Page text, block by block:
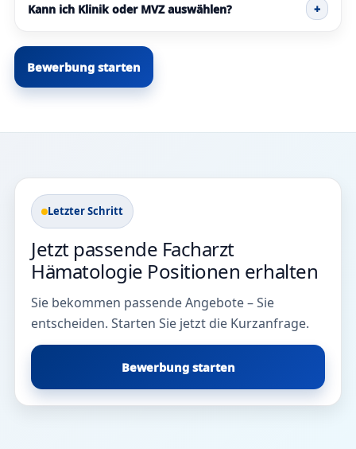
Kann ich Klinik oder MVZ auswählen? +
Bewerbung starten
Letzter Schritt
Jetzt passende Facharzt
Hämatologie Positionen erhalten
Sie bekommen passende Angebote – Sie
entscheiden. Starten Sie jetzt die Kurzanfrage.
Bewerbung starten